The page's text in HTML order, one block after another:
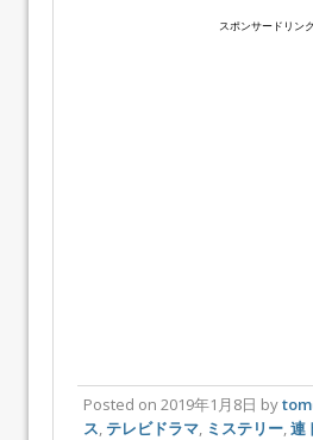
スポンサードリンク
Posted on 2019年1月8日 by
ス テレビドラマ ミステリー 連